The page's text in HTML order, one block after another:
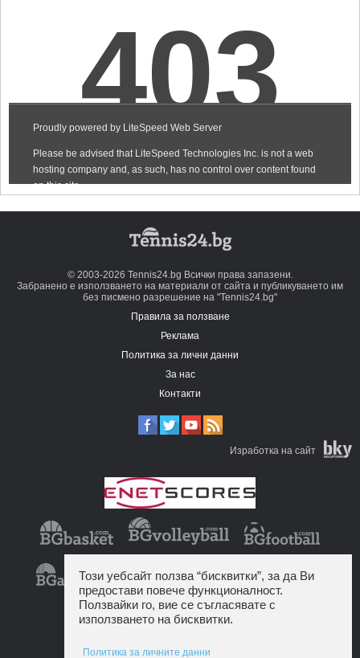
© 2003-2026 Tennis24.bg Всички права запазени.
Забранено е използването на материали от сайта и публикуването им
без писмено разрешение на "Tennis24.bg"
Правила за ползване
Реклама
Политика за лични данни
За нас
Контакти
Изработка на сайт
Този уебсайт ползва “бисквитки”, за да Ви
предостави повече функционалност.
Ползвайки го, вие се съгласявате с
използването на бисквитки.
Политика за личните данни